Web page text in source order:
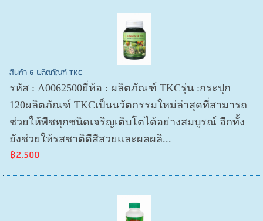
สินค้า 6 ผลิตภัณฑ์ TKC
รหัส : A0062500ยี่ห้อ : ผลิตภัณฑ์ TKCรุ่น :กระปุก
120ผลิตภัณฑ์ TKCเป็นนวัตกรรมใหม่ล่าสุดที่สามารถ
ช่วยให้พืชทุกชนิดเจริญเติบโตได้อย่างสมบูรณ์ อีกทั้ง
ยังช่วยให้รสชาติดีสีสวยและผลผลิ...
฿2,500